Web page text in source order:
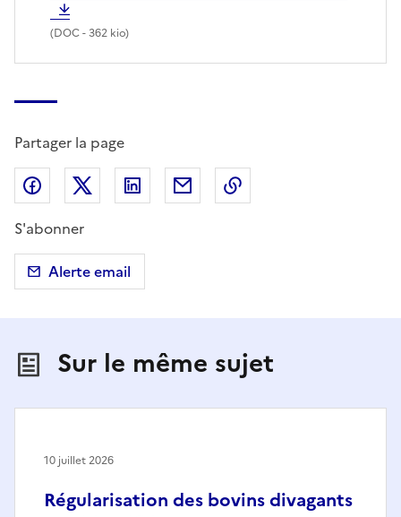
(DOC- 362 kio)
Partager la page
Partager sur Facebook
Partager sur X (anciennement Twitter)
Partager sur LinkedIn
Partager par email
S'abonner
Alerte email
Sur le même sujet
Régularisation des bovins divagants
10 juillet 2026